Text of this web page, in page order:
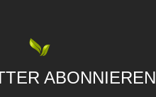
ABONNIEREN